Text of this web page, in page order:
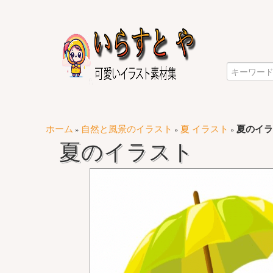
ホーム » 自然と風景のイラスト » 夏 イラスト » 夏のイ
夏のイラスト